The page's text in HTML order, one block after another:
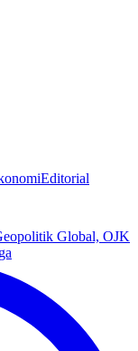
Editorial
Global, OJK